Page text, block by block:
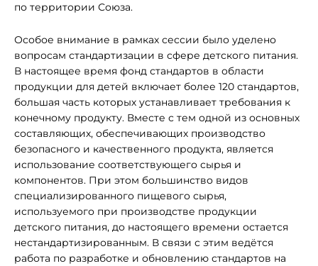
по территории Союза.
Особое внимание в рамках сессии было уделено
вопросам стандартизации в сфере детского питания.
В настоящее время фонд стандартов в области
продукции для детей включает более 120 стандартов,
большая часть которых устанавливает требования к
конечному продукту. Вместе с тем одной из основных
составляющих, обеспечивающих производство
безопасного и качественного продукта, является
использование соответствующего сырья и
компонентов. При этом большинство видов
специализированного пищевого сырья,
используемого при производстве продукции
детского питания, до настоящего времени остается
нестандартизированным. В связи с этим ведётся
работа по разработке и обновлению стандартов на